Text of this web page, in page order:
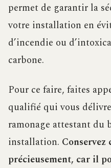
permet de garantir la
votre installation en
d’incendie ou
carbone.
Pour ce faire, faites
qualifié qui vous
ramonage attestant du
installation. Conservez
précieusement, car il